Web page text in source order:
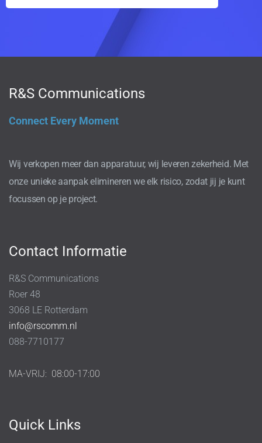
R&S Communications
Connect Every Moment
Wij verkopen meer dan apparatuur, wij leveren zekerheid. Met
onze unieke aanpak elimineren we elk risico, zodat jij je kunt
focussen op je project.
Contact Informatie
R&S Communications
Roer 48
3068 LE Rotterdam
info@rscomm.nl
088-7710177
MA-VRIJ: 08:00-17:00
Quick Links